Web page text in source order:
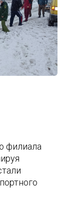
филиала